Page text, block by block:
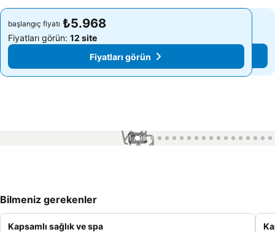
başlangıç fiyatı ₺5.968
Fiyatları görün: 12 site
Fiyatları görün
başlangıç fiyatı ₺5.968
Fiyatları görün: 12 site
Fiyatları görün
1 / 95
Bilmeniz gerekenler
Kapsamlı sağlık ve spa